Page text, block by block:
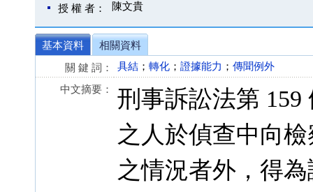
授 權 者： 陳文貴
基本資料
相關資料
關 鍵 詞：
具結 ； 轉化 ； 證據能力 ； 傳聞例外
中文摘要：
刑事訴訟法第 159
之人於偵查中向
之情況者外，得